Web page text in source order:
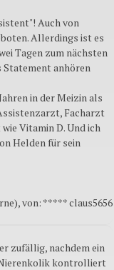
Auch von
Allerdings ist es
Tagen zum nächsten
Statement anhören
in der Meizin als
Facharzt
Vitamin D. Und ich
Helden für sein
von: ***** claus5656
zufällig, nachdem ein
kontrolliert